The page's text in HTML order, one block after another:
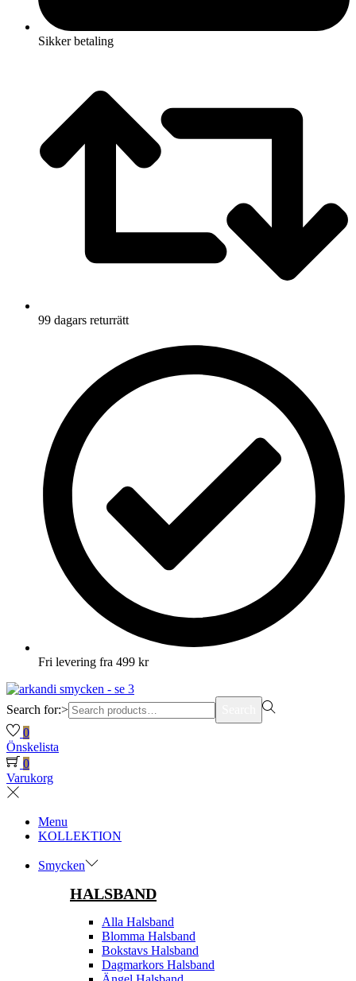
Sikker betaling
99 dagars returrätt
Fri levering fra 499 kr
Search for:>
0
Önskelista
0
Varukorg
Menu
KOLLEKTION
Smycken
HALSBAND
Alla Halsband
Blomma Halsband
Bokstavs Halsband
Dagmarkors Halsband